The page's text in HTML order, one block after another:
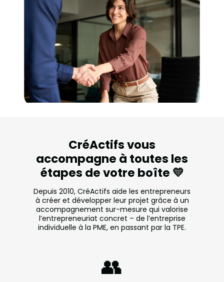
CréActifs vous
accompagne à toutes les
étapes de votre boîte 💛
Depuis 2010, CréActifs aide les entrepreneurs
à créer et développer leur projet grâce à un
accompagnement sur-mesure qui valorise
l’entrepreneuriat concret – de l’entreprise
individuelle à la PME, en passant par la TPE.
👥️